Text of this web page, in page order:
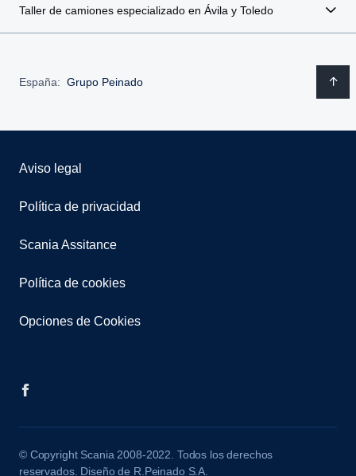
Taller de camiones especializado en Ávila y Toledo
España: Grupo Peinado
Aviso legal
Política de privacidad
Scania Assitance
Política de cookies
Opciones de Cookies
© Copyright Scania 2008-2022. Todos los derechos
reservados. Diseño de R.Peinado S.A.